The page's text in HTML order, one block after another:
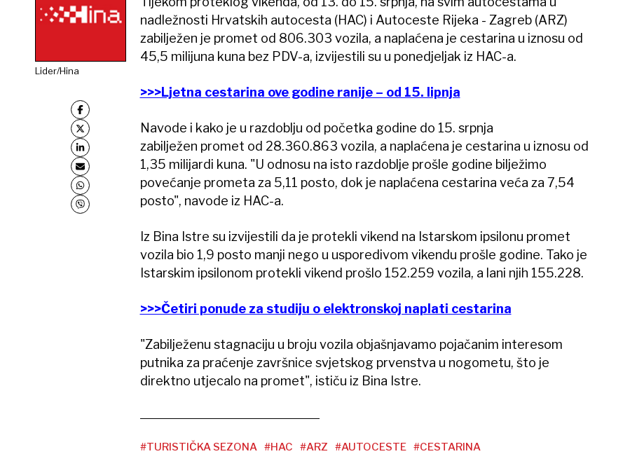
Lider/Hina
nadležnosti Hrvatskih autocesta (HAC) i Autoceste Rijeka - Zagreb (ARZ)
zabilježen je promet od 806.303 vozila, a naplaćena je cestarina u iznosu od
45,5 milijuna kuna bez PDV-a, izvijestili su u ponedjeljak iz HAC-a.
>>>Ljetna cestarina ove godine ranije – od 15. lipnja
Navode i kako je u razdoblju od početka godine do 15. srpnja
zabilježen promet od 28.360.863 vozila, a naplaćena je cestarina u iznosu od
1,35 milijardi kuna. "U odnosu na isto razdoblje prošle godine bilježimo
povećanje prometa za 5,11 posto, dok je naplaćena cestarina veća za 7,54
posto", navode iz HAC-a.
Iz Bina Istre su izvijestili da je protekli vikend na Istarskom ipsilonu promet
vozila bio 1,9 posto manji nego u usporedivom vikendu prošle godine. Tako je
Istarskim ipsilonom protekli vikend prošlo 152.259 vozila, a lani njih 155.228.
>>>Četiri ponude za studiju o elektronskoj naplati cestarina
"Zabilježenu stagnaciju u broju vozila objašnjavamo pojačanim interesom
putnika za praćenje završnice svjetskog prvenstva u nogometu, što je
direktno utjecalo na promet", ističu iz Bina Istre.
#TURISTIČKA SEZONA #HAC #ARZ #AUTOCESTE #CESTARINA